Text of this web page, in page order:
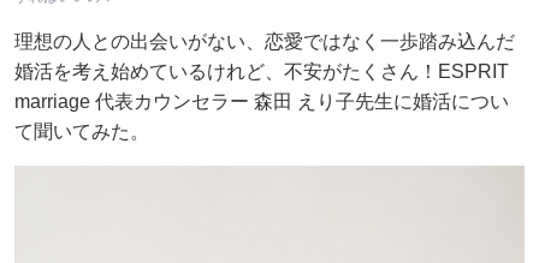
理想の人との出会いがない、恋愛ではなく一歩踏み込んだ
婚活を考え始めているけれど、不安がたくさん！ESPRIT
marriage 代表カウンセラー 森田 えり子先生に婚活につい
て聞いてみた。